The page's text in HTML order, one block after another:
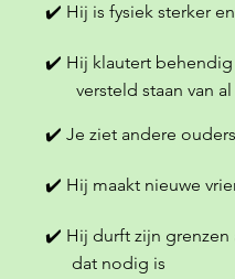
✔️ Hij is fysiek sterker
✔️ Hij klautert behendig
versteld staan van al
✔️ Je ziet andere
✔️ Hij maakt nieuwe
✔️ Hij durft zijn grenzen
dat nodig is